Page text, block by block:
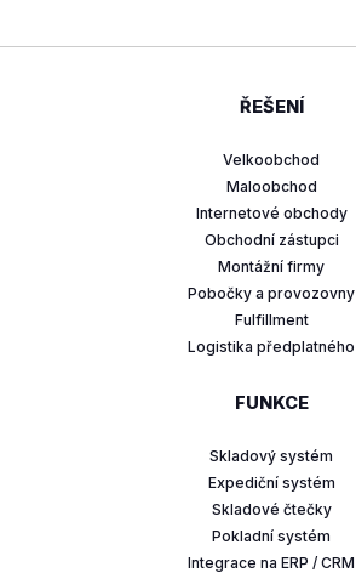
ŘEŠENÍ
Velkoobchod
Maloobchod
Internetové obchody
Obchodní zástupci
Montážní firmy
Pobočky a provozovny
Fulfillment
Logistika předplatného
FUNKCE
Skladový systém
Expediční systém
Skladové čtečky
Pokladní systém
Integrace na ERP / CRM